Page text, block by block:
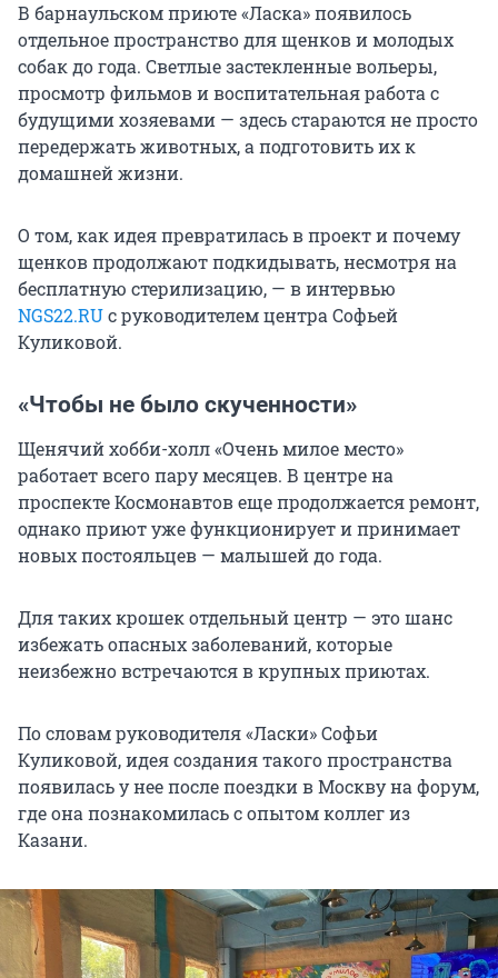
В барнаульском приюте «Ласка» появилось
отдельное пространство для щенков и молодых
собак до года. Светлые застекленные вольеры,
просмотр фильмов и воспитательная работа с
будущими хозяевами — здесь стараются не просто
передержать животных, а подготовить их к
домашней жизни.
О том, как идея превратилась в проект и почему
щенков продолжают подкидывать, несмотря на
бесплатную стерилизацию, — в интервью
NGS22.RUс руководителем центра Софьей
Куликовой.
«Чтобы не было скученности»
Щенячий хобби-холл «Очень милое место»
работает всего пару месяцев. В центре на
проспекте Космонавтов еще продолжается ремонт,
однако приют уже функционирует и принимает
новых постояльцев — малышей до года.
Для таких крошек отдельный центр — это шанс
избежать опасных заболеваний, которые
неизбежно встречаются в крупных приютах.
По словам руководителя «Ласки» Софьи
Куликовой, идея создания такого пространства
появилась у нее после поездки в Москву на форум,
где она познакомилась с опытом коллег из
Казани.